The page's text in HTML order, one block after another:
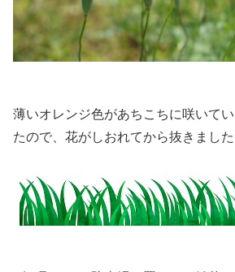
薄いオレンジ色があちこちに咲いて
たので、花がしおれてから抜きました